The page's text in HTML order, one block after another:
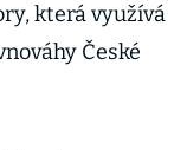
která využívá
České